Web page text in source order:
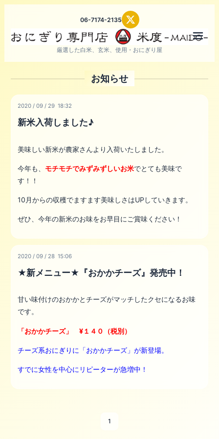
06-7174-2135
厳選した白米、玄米、使用・おにぎり屋
お知らせ
2020 /09 / 29 18:32
新米入荷しました♪
美味しい新米が農家さんより入荷いたしました。
今年も、 モチモチでみずみずしいお米でとても美味で
す！！
10月からの収穫でますます美味しさはUPしていきます。
ぜひ、今年の新米のお味をお早目にご賞味ください！
2020 /09 / 28 15:06
★新メニュー★『おかかチーズ』発売中！
甘い味付けのおかかとチーズがマッチしたクセになるお味
です。
「おかかチーズ」 ¥１４０（税別）
チーズ系おにぎりに「おかかチーズ」が新登場。
すでに女性を中心にリピーターが急増中！
1